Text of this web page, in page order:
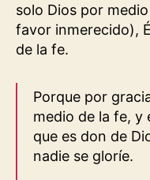
solo Dios por
favor inmerecido),
de la fe.
Porque por
medio de la fe, y
que es don de
nadie se gloríe.